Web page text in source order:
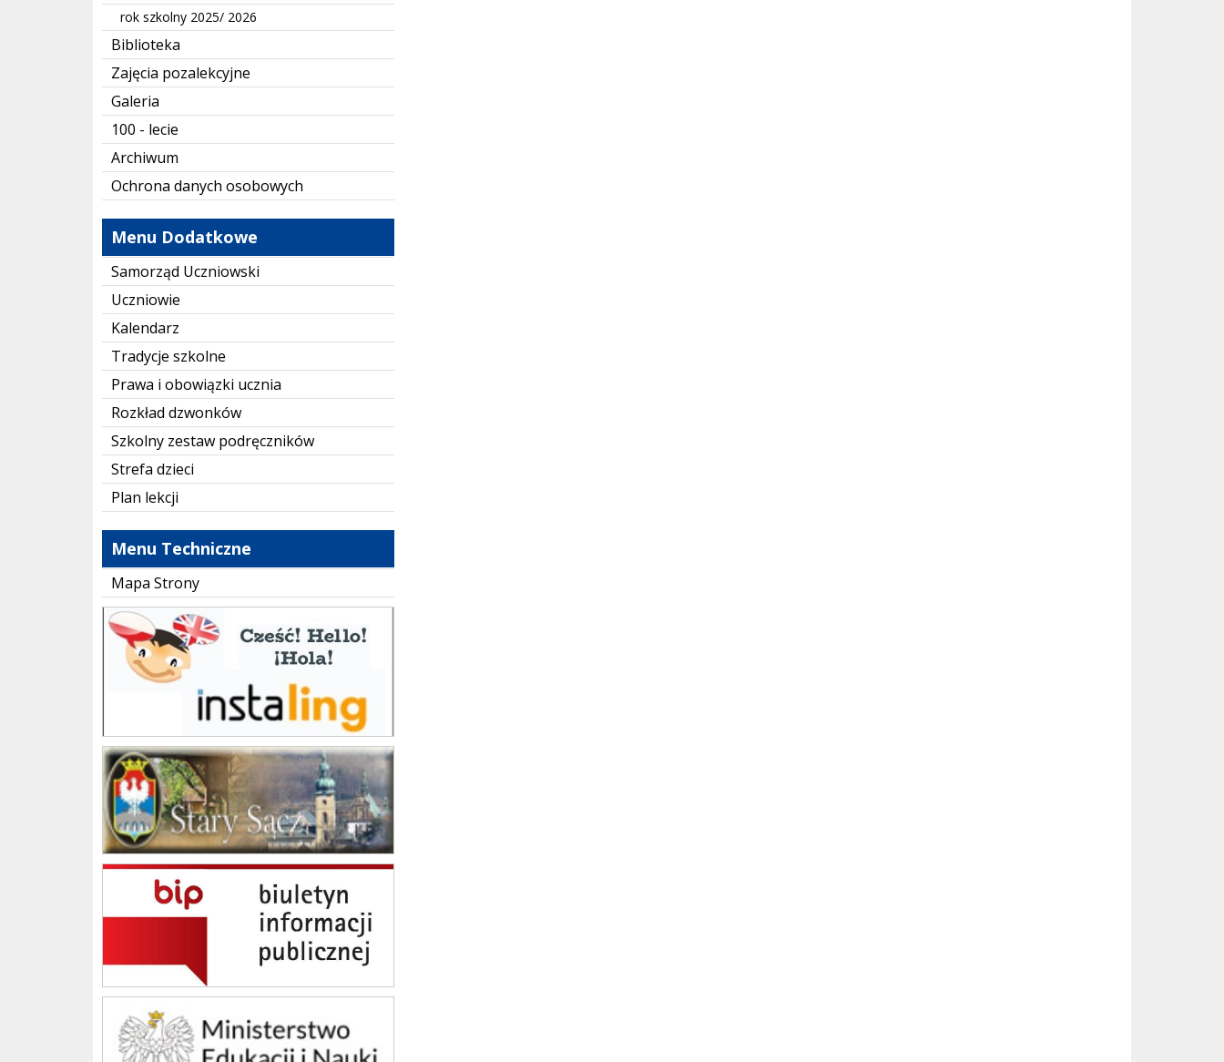
rok szkolny 2025/ 2026
Biblioteka
Zajęcia pozalekcyjne
Galeria
100 - lecie
Archiwum
Ochrona danych osobowych
Menu Dodatkowe
Samorząd Uczniowski
Uczniowie
Kalendarz
Tradycje szkolne
Prawa i obowiązki ucznia
Rozkład dzwonków
Szkolny zestaw podręczników
Strefa dzieci
Plan lekcji
Menu Techniczne
Mapa Strony
instaling
Gmina Stary Sącz
BIP Szkoła Podstawowa im. Jana Brzechwy w Skrudzinie
Ministerstwo Edukacji Narodowej